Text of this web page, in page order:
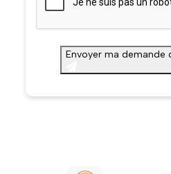
Envoyer ma demande